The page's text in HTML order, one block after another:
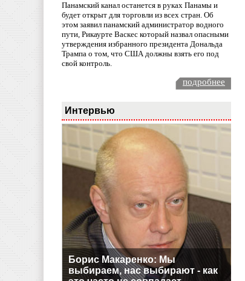
Панамский канал останется в руках Панамы и
будет открыт для торговли из всех стран. Об
этом заявил панамский администратор водного
пути, Рикаурте Васкес который назвал опасными
утверждения избранного президента Дональда
Трампа о том, что США должны взять его под
свой контроль.
подробнее
Интервью
Борис Макаренко: Мы
выбираем, нас выбирают - как